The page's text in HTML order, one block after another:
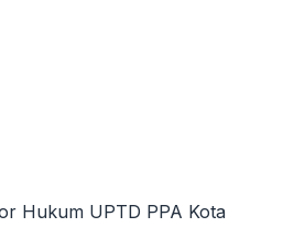
Hukum UPTD PPA Kota